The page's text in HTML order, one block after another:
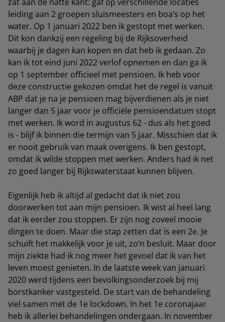
leiding aan 2 groepen sluismeesters en boa’s op het
water. Op 1 januari 2022 ben ik gestopt met werken.
Dit kon dankzij een regeling bij de Rijksoverheid
waarbij je dagen kan kopen en dat heb ik gedaan. Zo
kan ik tot eind juni 2022 verlof opnemen en dan ga ik
op 1 september officieel met pensioen. Ik heb voor
deze constructie gekozen omdat het de regel is vanuit
ABP dat je na je pensioen mag bijverdienen als je niet
langer dan 5 jaar voor je officiële pensioendatum stopt
met werken. Ik word in augustus 62 - dus als het goed
is - blijf ik binnen die termijn van 5 jaar. Misschien dat ik
er nooit gebruik van maak overigens. Ik ben gestopt,
omdat ik wilde stoppen met werken. Anders had ik net
zo goed langer bij Rijkswaterstaat kunnen blijven.
Eigenlijk heb ik altijd al gedacht dat ik niet zou
doorwerken tot aan mijn pensioen. Ik wist al heel lang
dat ik eerder zou stoppen. Er zijn nog zoveel mooie
dingen te doen. Maar die stap zetten dat is een 2e. Je
schuift het makkelijk voor je uit, zo’n besluit. Maar door
mijn ziekte had ik nog meer het gevoel dat ik van het
leven moest genieten. In de laatste week van januari
2020 werd tijdens een bevolkingsonderzoek bij mij
borstkanker vastgesteld. De start van de behandeling
viel samen met de 1e lockdown. In het 1e coronajaar
heb ik allerlei behandelingen ondergaan. In november